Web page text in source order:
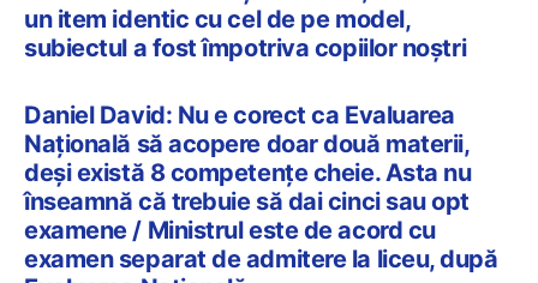
un item identic cu cel de pe model,
subiectul a fost împotriva copiilor noștri
Daniel David: Nu e corect ca Evaluarea
Națională să acopere doar două materii,
deși există 8 competențe cheie. Asta nu
înseamnă că trebuie să dai cinci sau opt
examene / Ministrul este de acord cu
examen separat de admitere la liceu, după